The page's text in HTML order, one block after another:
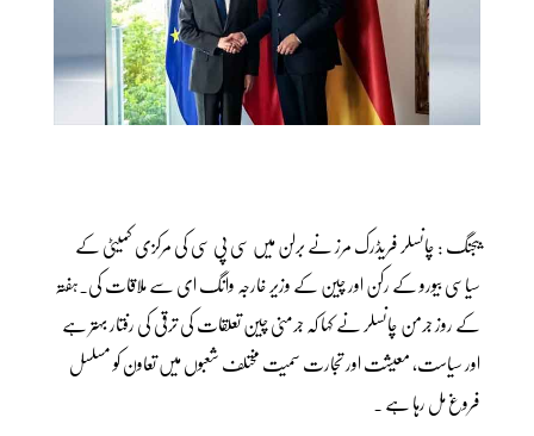
بیجنگ : چانسلر فریڈرک مرز نے برلن میں سی پی سی کی مرکزی کمیٹی کے
سیاسی بیورو کے رکن اور چین کے وزیر خارجہ وانگ ای سے ملاقات کی۔ہفتہ
کے روز جرمن چانسلر نے کہا کہ جرمنی چین تعلقات کی ترقی کی رفتار بہتر ہے
اور سیاست، معیشت اور تجارت سمیت مختلف شعبوں میں تعاون کو مسلسل
فروغ مل رہا ہے ۔